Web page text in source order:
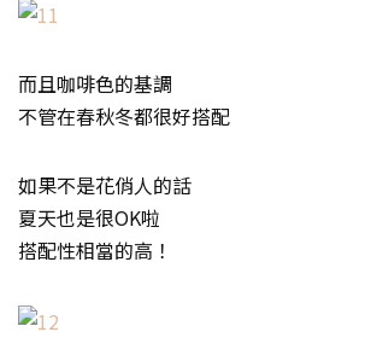
而且咖啡色的基調
不管在春秋冬都很好搭配
如果不是花俏人的話
夏天也是很OK啦
搭配性相當的高！